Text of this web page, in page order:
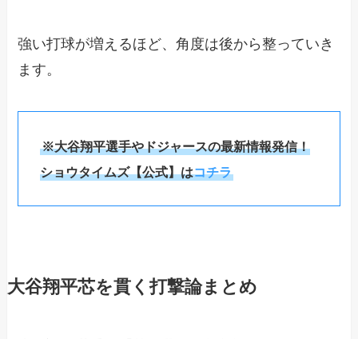
強い打球が増えるほど、角度は後から整っていき
ます。
※大谷翔平選手やドジャースの最新情報発信！
ショウタイムズ【公式】はコチラ
大谷翔平芯を貫く打撃論まとめ